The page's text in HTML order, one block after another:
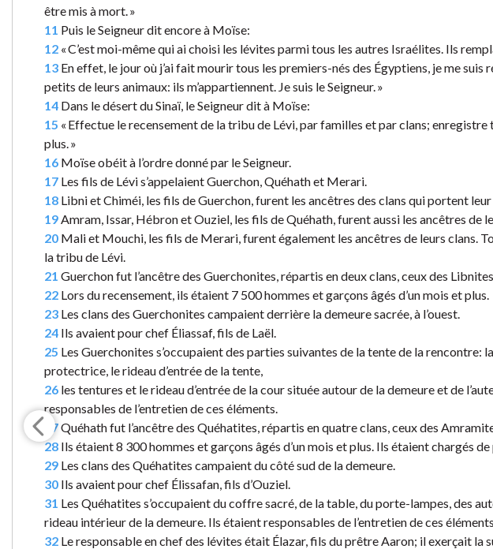
être mis à mort. »
11 Puis le Seigneur dit encore à Moïse:
12 « C’est moi-même qui ai choisi les lévites parmi tous les autres Israélites. Ils
13 En effet, le jour où j’ai fait mourir tous les premiers-nés des Égyptiens, je me
petits de leurs animaux: ils m’appartiennent. Je suis le Seigneur. »
14 Dans le désert du Sinaï, le Seigneur dit à Moïse:
15 « Effectue le recensement de la tribu de Lévi, par familles et par clans; enregistre
plus. »
16 Moïse obéit à l’ordre donné par le Seigneur.
17 Les fils de Lévi s’appelaient Guerchon, Quéhath et Merari.
18 Libni et Chiméi, les fils de Guerchon, furent les ancêtres des clans qui portent leur
19 Amram, Issar, Hébron et Ouziel, les fils de Quéhath, furent aussi les ancêtres de
20 Mali et Mouchi, les fils de Merari, furent également les ancêtres de leurs clans.
la tribu de Lévi.
21 Guerchon fut l’ancêtre des Guerchonites, répartis en deux clans, ceux des
22 Lors du recensement, ils étaient 7 500 hommes et garçons âgés d’un mois et plus.
23 Les clans des Guerchonites campaient derrière la demeure sacrée, à l’ouest.
24 Ils avaient pour chef Éliassaf, fils de Laël.
25 Les Guerchonites s’occupaient des parties suivantes de la tente de la
protectrice, le rideau d’entrée de la tente,
26 les tentures et le rideau d’entrée de la cour située autour de la demeure et de
responsables de l’entretien de ces éléments.
27Quéhath fut l’ancêtre des Quéhatites, répartis en quatre clans, ceux des
28 Ils étaient 8 300 hommes et garçons âgés d’un mois et plus. Ils étaient chargés
29 Les clans des Quéhatites campaient du côté sud de la demeure.
30 Ils avaient pour chef Élissafan, fils d’Ouziel.
31 Les Quéhatites s’occupaient du coffre sacré, de la table, du porte-lampes, des
rideau intérieur de la demeure. Ils étaient responsables de l’entretien de ces éléments.
32 Le responsable en chef des lévites était Élazar, fils du prêtre Aaron; il exerçait la